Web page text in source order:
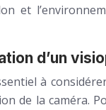
et
d’un
à
de la